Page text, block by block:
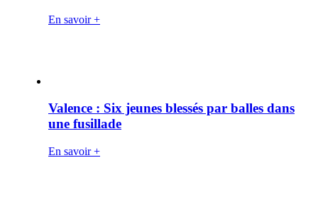
En savoir +
Valence : Six jeunes blessés par balles dans
une fusillade
En savoir +